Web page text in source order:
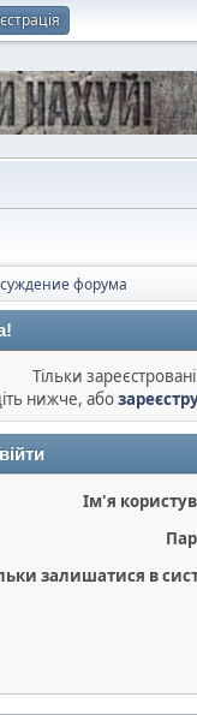
форума
Тільки
нижче, або
Ім'я
залишатися в